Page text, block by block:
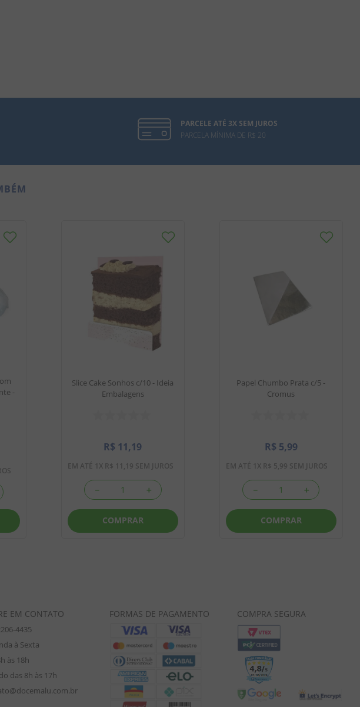
PARCELE ATÉ 3X SEM JUROS
PARCELA MÍNIMA DE R$ 20
-
Slice Cake Sonhos c/10 - Ideia
Embalagens
R$ 11,19
EM ATÉ 1 X R$ 11 ,19 SEM JUROS
＋
－
COMPRAR
Papel Chumbo Prata c/5 -
Cromus
R$ 5,99
EM ATÉ 1 X R$ 5,99 SEM JUROS
＋
－
COMPRAR
EM CONTATO
4435
à Sexta
às 18h
das 8h às 17h
FORMAS DE PAGAMENTO COMPRA SEGURA